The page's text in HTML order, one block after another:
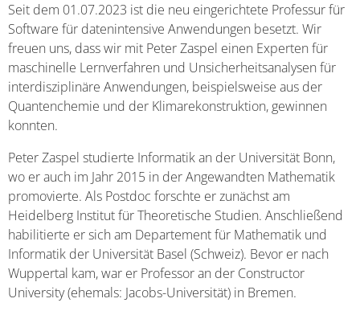
Seit dem 01.07.2023 ist die neu eingerichtete Professur für
Software für datenintensive Anwendungen besetzt. Wir
freuen uns, dass wir mit Peter Zaspel einen Experten für
maschinelle Lernverfahren und Unsicherheitsanalysen für
interdisziplinäre Anwendungen, beispielsweise aus der
Quantenchemie und der Klimarekonstruktion, gewinnen
konnten.
Peter Zaspel studierte Informatik an der Universität Bonn,
wo er auch im Jahr 2015 in der Angewandten Mathematik
promovierte. Als Postdoc forschte er zunächst am
Heidelberg Institut für Theoretische Studien. Anschließend
habilitierte er sich am Departement für Mathematik und
Informatik der Universität Basel (Schweiz). Bevor er nach
Wuppertal kam, war er Professor an der Constructor
University (ehemals: Jacobs-Universität) in Bremen.